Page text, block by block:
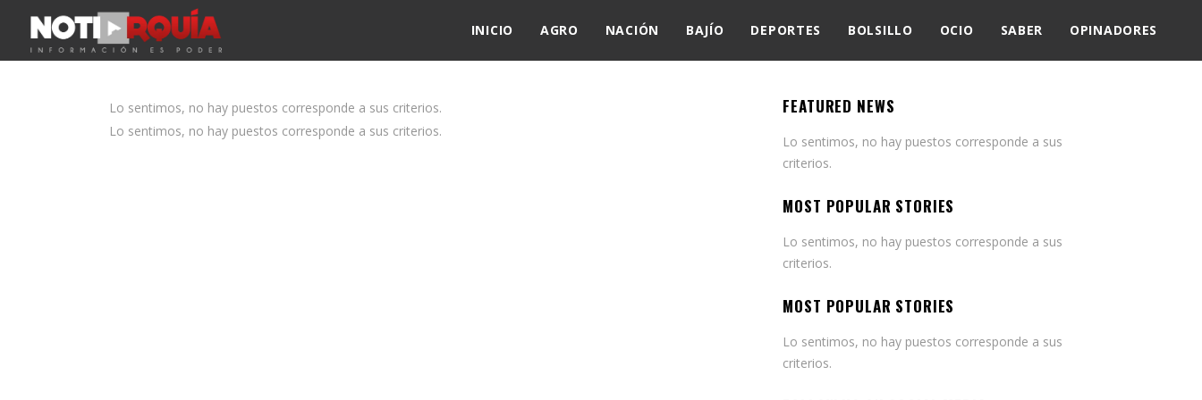
INICIO AGRO NACIÓN BAJÍO DEPORTES BOLSILLO OCIO SABER OPINADORES
Lo sentimos, no hay puestos corresponde a sus criterios.
Lo sentimos, no hay puestos corresponde a sus criterios.
FEATURED NEWS
Lo sentimos, no hay puestos corresponde a sus
criterios.
MOST POPULAR STORIES
Lo sentimos, no hay puestos corresponde a sus
criterios.
MOST POPULAR STORIES
Lo sentimos, no hay puestos corresponde a sus
criterios.